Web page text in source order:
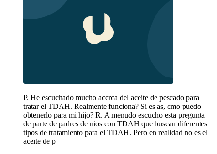
P. He escuchado mucho acerca del aceite de pescado para
tratar el TDAH. Realmente funciona? Si es as, cmo puedo
obtenerlo para mi hijo? R. A menudo escucho esta pregunta
de parte de padres de nios con TDAH que buscan diferentes
tipos de tratamiento para el TDAH. Pero en realidad no es el
aceite de p